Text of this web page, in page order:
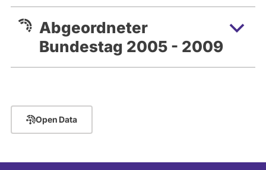
Abgeordneter
Bundestag 2005 - 2009
Open Data